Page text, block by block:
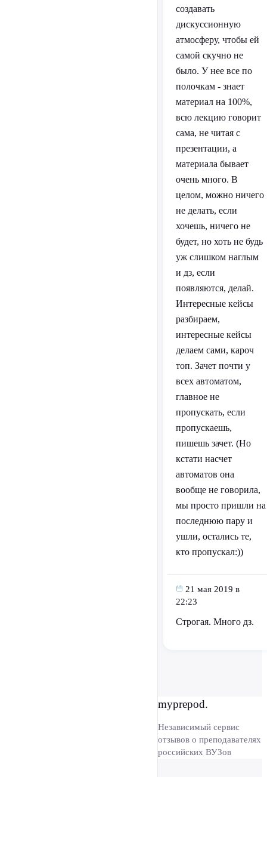
создавать
дискуссионную
атмосферу, чтобы ей
самой скучно не
было. У нее все по
полочкам - знает
материал на 100%,
всю лекцию говорит
сама, не читая с
презентации, а
материала бывает
очень много. В
целом, можно ничего
не делать, если
хочешь, ничего не
будет, но хоть не будь
уж слишком наглым
и дз, если
появляются, делай.
Интересные кейсы
разбираем,
интересные кейсы
делаем сами, кароч
топ. Зачет почти у
всех автоматом,
главное не
пропускать, если
пропускаешь,
пишешь зачет. (Но
кстати насчет
автоматов она
вообще не говорила,
мы просто пришли на
последнюю пару и
ушли, остались те,
кто пропускал:))
21 мая 2019 в
22:23
Строгая. Много дз.
myprepod.
Независимый сервис
отзывов о преподавателях
российских ВУЗов